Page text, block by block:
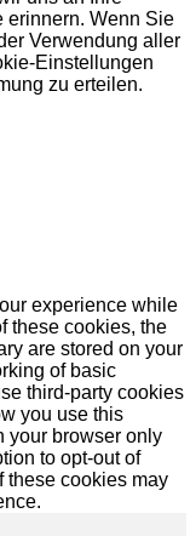
erinnern. Wenn Sie
Verwendung aller
Einstellungen
zu erteilen.
experience while
these cookies, the
are stored on your
of basic
third-party cookies
you use this
your browser only
to opt-out of
these cookies may